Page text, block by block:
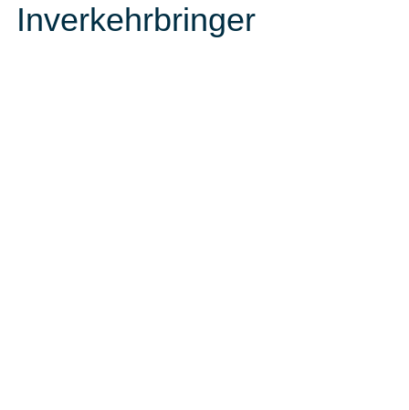
Inverkehrbringer